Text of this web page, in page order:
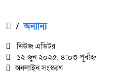
/ অন্যান্য
নিউজ এডিটর
১২ জুন ২০২৫, ৪:০৩ পূর্বাহ্ন
অনলাইন সংস্করণ